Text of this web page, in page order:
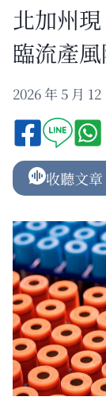
北加州
臨流產
2026 年 5 月 12
收聽文章